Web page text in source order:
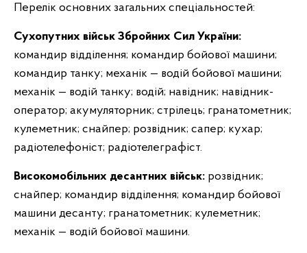
Перелік основних загальних спеціальностей:
Сухопутних військ Збройних Сил України:
командир відділення; командир бойової машини;
командир танку; механік — водій бойової машини;
механік — водій танку; водій; навідник; навідник-
оператор; акумуляторник; стрілець; гранатометник;
кулеметник; снайпер; розвідник; сапер; кухар;
радіотелефоніст; радіотелеграфіст.
Високомобільних десантних військ: розвідник;
снайпер; командир відділення; командир бойової
машини десанту; гранатометник; кулеметник;
механік — водій бойової машини.